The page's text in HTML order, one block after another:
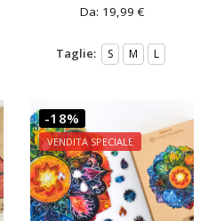
Da: 19,99€
Taglie: S M L
-18%
VENDITA SPECIALE